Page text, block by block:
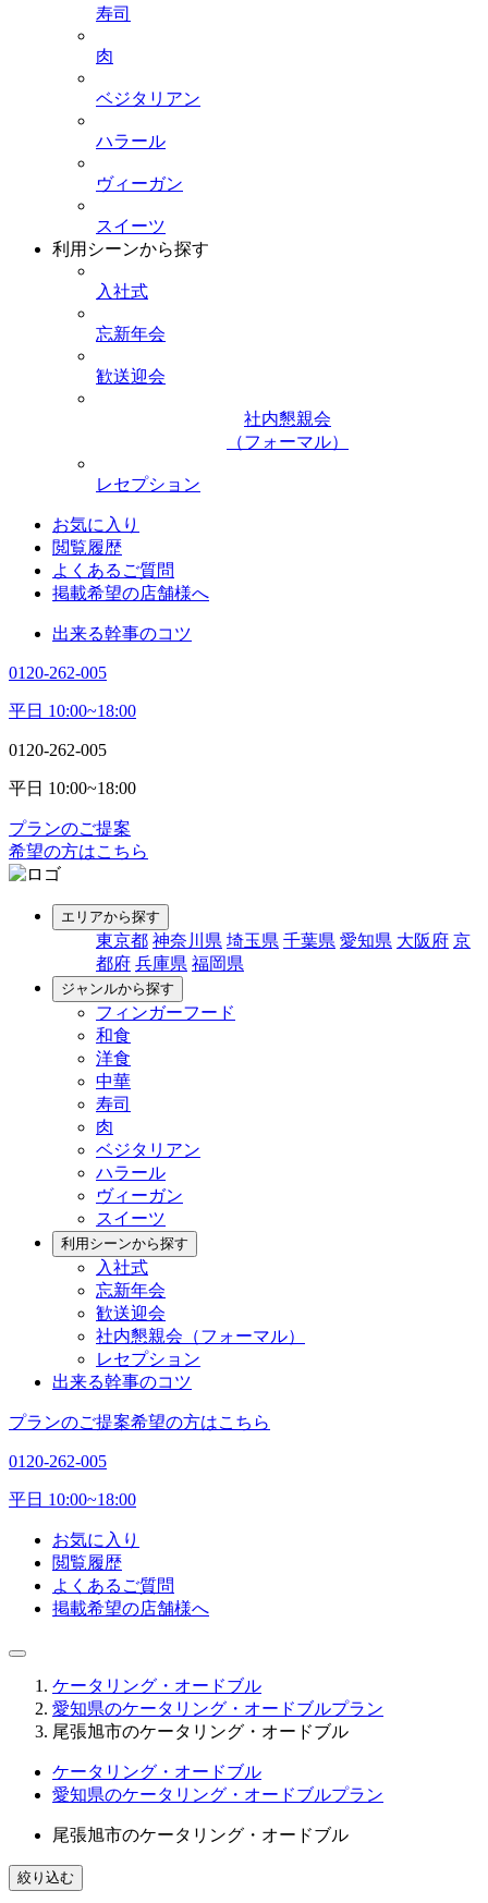
寿司
肉
ベジタリアン
ハラール
ヴィーガン
スイーツ
利用シーンから探す
入社式
忘新年会
歓送迎会
社内懇親会
（フォーマル）
レセプション
お気に入り
閲覧履歴
よくあるご質問
掲載希望の店舗様へ
出来る幹事のコツ
0120-262-005
平日 10:00~18:00
0120-262-005
平日 10:00~18:00
プランのご提案
希望の方はこちら
エリアから探す
東京都 神奈川県 埼玉県 千葉県 愛知県 大阪府 京
都府 兵庫県 福岡県
ジャンルから探す
フィンガーフード
和食
洋食
中華
寿司
肉
ベジタリアン
ハラール
ヴィーガン
スイーツ
利用シーンから探す
入社式
忘新年会
歓送迎会
社内懇親会（フォーマル）
レセプション
出来る幹事のコツ
プランのご提案希望の方はこちら
0120-262-005
平日 10:00~18:00
お気に入り
閲覧履歴
よくあるご質問
掲載希望の店舗様へ
ケータリング・オードブル
愛知県のケータリング・オードブルプラン
尾張旭市のケータリング・オードブル
ケータリング・オードブル
愛知県のケータリング・オードブルプラン
尾張旭市のケータリング・オードブル
絞り込む